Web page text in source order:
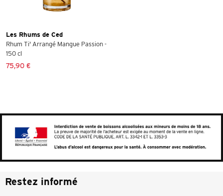
Les Rhums de Ced
Rhum Ti' Arrangé Mangue Passion -
150 cl
75,90 €
Restez informé